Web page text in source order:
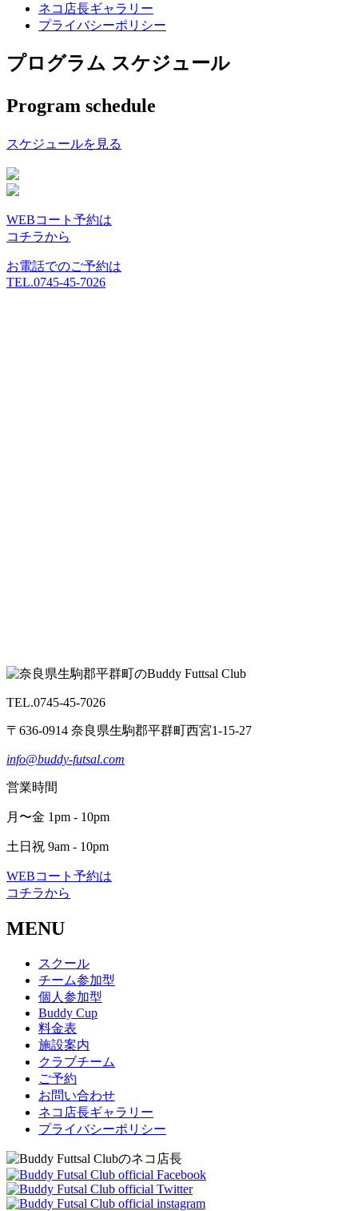
ネコ店長ギャラリー
プライバシーポリシー
プログラム スケジュール
Program schedule
スケジュールを見る
WEBコート予約は
コチラから
お電話でのご予約は
TEL.0745-45-7026
TEL.0745-45-7026
〒636-0914 奈良県生駒郡平群町西宮1-15-27
info@buddy-futsal.com
営業時間
月〜金 1pm - 10pm
土日祝 9am - 10pm
WEBコート予約は
コチラから
MENU
スクール
チーム参加型
個人参加型
Buddy Cup
料金表
施設案内
クラブチーム
ご予約
お問い合わせ
ネコ店長ギャラリー
プライバシーポリシー